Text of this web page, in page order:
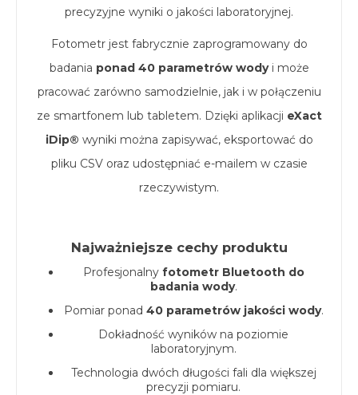
precyzyjne wyniki o jakości laboratoryjnej.
Fotometr jest fabrycznie zaprogramowany do
badania ponad 40 parametrów wodyi może
pracować zarówno samodzielnie, jak i w połączeniu
ze smartfonem lub tabletem. Dzięki aplikacji eXact
iDip® wyniki można zapisywać, eksportować do
pliku CSV oraz udostępniać e-mailem w czasie
rzeczywistym.
Najważniejsze cechy produktu
Profesjonalny fotometr Bluetooth do
badania wody.
Pomiar ponad 40 parametrów jakości wody.
Dokładność wyników na poziomie
laboratoryjnym.
Technologia dwóch długości fali dla większej
precyzji pomiaru.